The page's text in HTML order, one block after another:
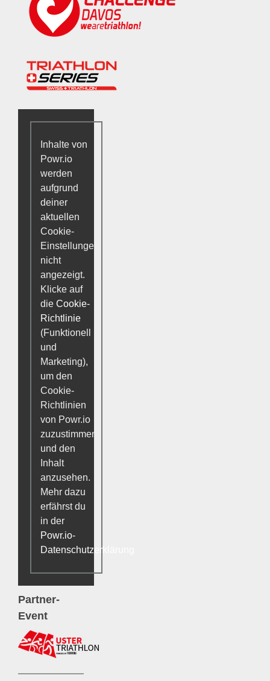
Inhalte von
Powr.io
werden
aufgrund
deiner
aktuellen
Cookie-
Einstellungen
nicht
angezeigt.
Klicke auf
die Cookie-
Richtlinie
(Funktionell
und
Marketing),
um den
Cookie-
Richtlinien
von Powr.io
zuzustimmen
und den
Inhalt
anzusehen.
Mehr dazu
erfährst du
in der
Powr.io-
Datenschutzerklärung
Partner-
Event